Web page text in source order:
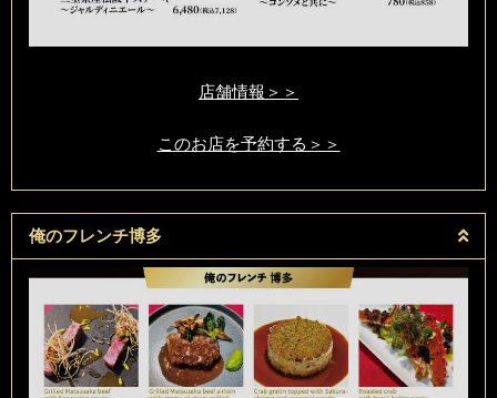
店舗情報＞＞
このお店を予約する＞＞
俺のフレンチ博多